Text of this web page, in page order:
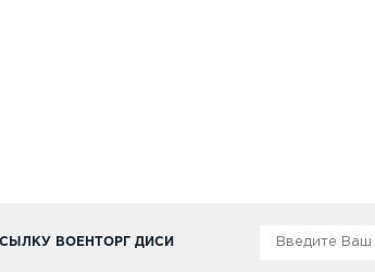
ВОЕНТОРГ ДИСИ